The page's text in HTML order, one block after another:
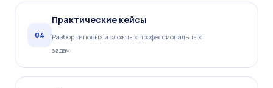
04
Практические кейсы
Разбор типовых и сложных профессиональных
задач